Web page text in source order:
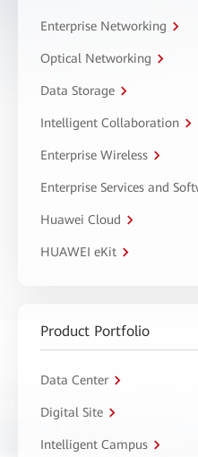
Enterprise Networking
Optical Networking
Data Storage
Intelligent Collaboration
Enterprise Wireless
Enterprise Services and
Huawei Cloud
HUAWEI eKit
Product Portfolio
Data Center
Digital Site
Intelligent Campus